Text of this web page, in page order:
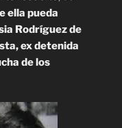
ella pueda
Rodríguez de
ex detenida
de los